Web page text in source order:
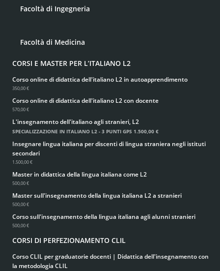
Facoltà di Ingegneria
Facoltà di Medicina
CORSI E MASTER PER L’ITALIANO L2
Corso online di didattica dell'italiano L2 in autoapprendimento
350,00 €
Corso online di didattica dell'italiano L2 con docente
570,00 €
L'insegnamento dell'italiano agli stranieri, L2
SPECIALIZZAZIONE IN ITALIANO L2 - 3 PUNTI GPS 1.500,00 €
Insegnare lingua italiana per discenti di lingua straniera negli istituti
secondari
1.500,00 €
Master in didattica della lingua italiana come L2
500,00 €
Master sull'insegnamento della lingua italiana L2 a stranieri
500,00 €
Corso sull'insegnamento della lingua italiana agli alunni stranieri
500,00 €
CORSI DI PERFEZIONAMENTO CLIL
Corso CLIL per graduatorie docenti | Didattica dell'insegnamento con
la metodologia CLIL